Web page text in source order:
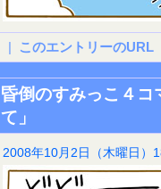
| このエントリーのURL
昏倒のすみっこ４
て」
2008年10月2日（木曜日）